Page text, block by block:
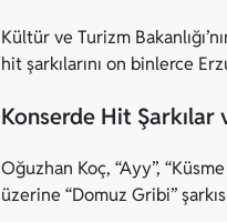
Kültür ve Turizm
hit şarkılarını on binlerce
Konserde Hit
Oğuzhan Koç, “Ayy”,
üzerine “Domuz Gribi”